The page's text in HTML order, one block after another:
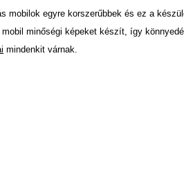
mobilok egyre korszerűbbek és ez a
minőségi képeket készít, így
mindenkit várnak.